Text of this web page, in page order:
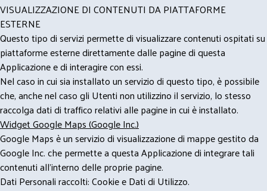
VISUALIZZAZIONE DI CONTENUTI DA PIATTAFORME
ESTERNE
Questo tipo di servizi permette di visualizzare contenuti ospitati su
piattaforme esterne direttamente dalle pagine di questa
Applicazione e di interagire con essi.
Nel caso in cui sia installato un servizio di questo tipo, è possibile
che, anche nel caso gli Utenti non utilizzino il servizio, lo stesso
raccolga dati di traffico relativi alle pagine in cui è installato.
Widget Google Maps (Google Inc.)
Google Maps è un servizio di visualizzazione di mappe gestito da
Google Inc. che permette a questa Applicazione di integrare tali
contenuti all'interno delle proprie pagine.
Dati Personali raccolti: Cookie e Dati di Utilizzo.